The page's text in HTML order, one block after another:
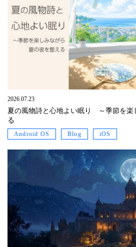
2026.07.23
夏の風物詩と心地よい眠り ～季節を楽
る
Android OS Blog iOS